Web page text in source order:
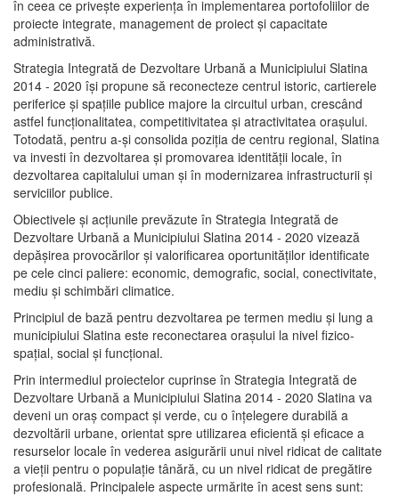
în ceea ce priveşte experienţa în implementarea portofoliilor de
proiecte integrate, management de proiect și capacitate
administrativă.
Strategia Integrată de Dezvoltare Urbană a Municipiului Slatina
2014 - 2020 își propune să reconecteze centrul istoric, cartierele
periferice şi spaţiile publice majore la circuitul urban, crescând
astfel funcţionalitatea, competitivitatea şi atractivitatea oraşului.
Totodată, pentru a-şi consolida poziţia de centru regional, Slatina
va investi în dezvoltarea şi promovarea identităţii locale, în
dezvoltarea capitalului uman şi în modernizarea infrastructurii şi
serviciilor publice.
Obiectivele şi acţiunile prevăzute în Strategia Integrată de
Dezvoltare Urbană a Municipiului Slatina 2014 - 2020 vizează
depășirea provocărilor şi valorificarea oportunităţilor identificate
pe cele cinci paliere: economic, demografic, social, conectivitate,
mediu şi schimbări climatice.
Principiul de bază pentru dezvoltarea pe termen mediu şi lung a
municipiului Slatina este reconectarea oraşului la nivel fizico-
spaţial, social şi funcţional.
Prin intermediul proiectelor cuprinse în Strategia Integrată de
Dezvoltare Urbană a Municipiului Slatina 2014 - 2020 Slatina va
deveni un oraş compact şi verde, cu o înţelegere durabilă a
dezvoltării urbane, orientat spre utilizarea eficientă şi eficace a
resurselor locale în vederea asigurării unui nivel ridicat de calitate
a vieţii pentru o populaţie tânără, cu un nivel ridicat de pregătire
profesională. Principalele aspecte urmărite în acest sens sunt: